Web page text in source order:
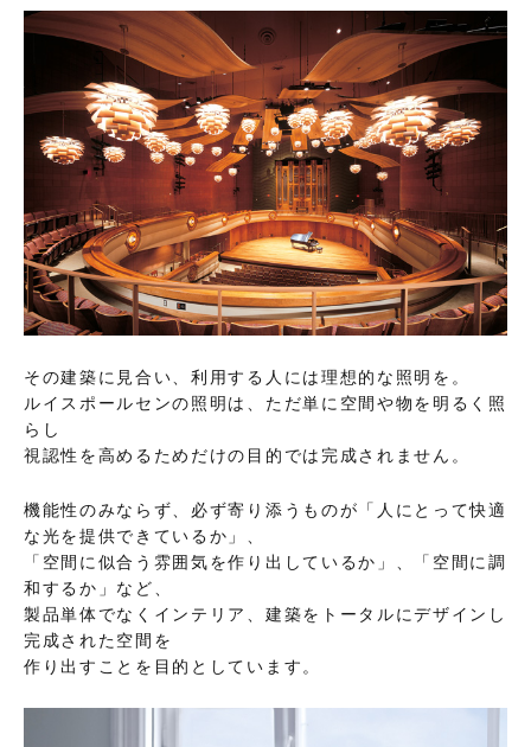
その建築に見合い、利用する人には理想的な照明を。
ルイスポールセンの照明は、ただ単に空間や物を明るく照
らし
視認性を高めるためだけの目的では完成されません。
機能性のみならず、必ず寄り添うものが「人にとって快適
な光を提供できているか」、
「空間に似合う雰囲気を作り出しているか」、「空間に調
和するか」など、
製品単体でなくインテリア、建築をトータルにデザインし
完成された空間を
作り出すことを目的としています。